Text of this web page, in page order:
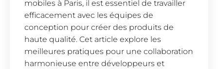
mobiles à Paris, il est essentiel de travailler
efficacement avec les équipes de
conception pour créer des produits de
haute qualité. Cet article explore les
meilleures pratiques pour une collaboration
harmonieuse entre développeurs et